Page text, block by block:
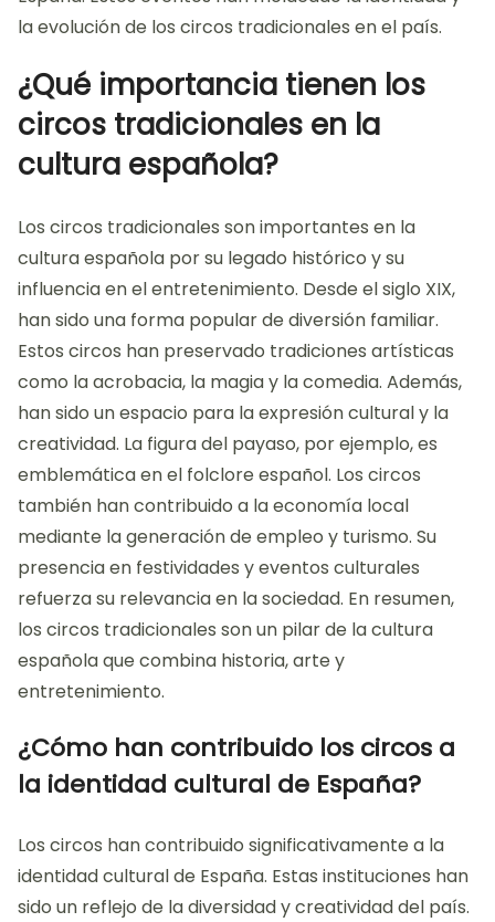
la evolución de los circos tradicionales en el país.
¿Qué importancia tienen los
circos tradicionales en la
cultura española?
Los circos tradicionales son importantes en la
cultura española por su legado histórico y su
influencia en el entretenimiento. Desde el siglo XIX,
han sido una forma popular de diversión familiar.
Estos circos han preservado tradiciones artísticas
como la acrobacia, la magia y la comedia. Además,
han sido un espacio para la expresión cultural y la
creatividad. La figura del payaso, por ejemplo, es
emblemática en el folclore español. Los circos
también han contribuido a la economía local
mediante la generación de empleo y turismo. Su
presencia en festividades y eventos culturales
refuerza su relevancia en la sociedad. En resumen,
los circos tradicionales son un pilar de la cultura
española que combina historia, arte y
entretenimiento.
¿Cómo han contribuido los circos a
la identidad cultural de España?
Los circos han contribuido significativamente a la
identidad cultural de España. Estas instituciones han
sido un reflejo de la diversidad y creatividad del país.